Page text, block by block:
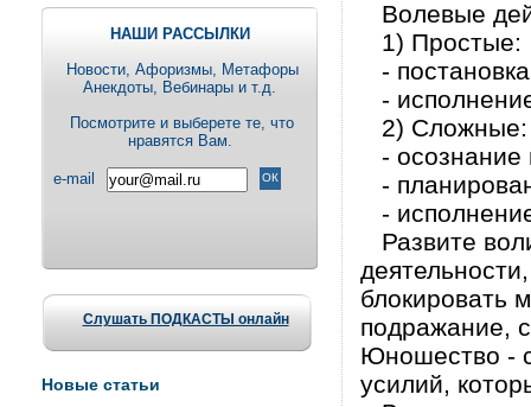
НАШИ РАССЫЛКИ
Новости, Aфоризмы, Метафоры
Анекдоты, Вебинары и т.д.
Посмотрите и выберете те, что
нравятся Вам.
e-mail
Слушать ПОДКАСТЫ онлайн
Новые статьи
Волевые
1) Простые:
-
-
2) Сложные:
- осознание
-
-
Развите
блокировать
подражание,
Юношество -
усилий,